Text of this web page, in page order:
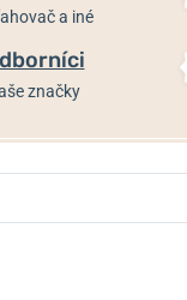
a iné
značky